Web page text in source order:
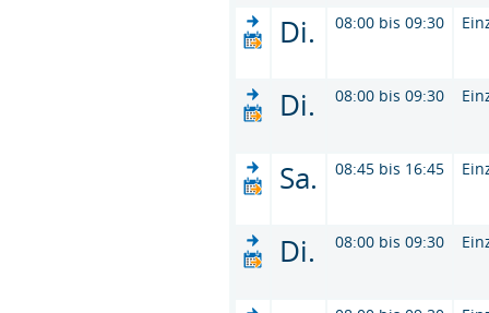
Di. 08:00 bis 09:30
Di. 08:00 bis 09:30
Sa. 08:45 bis 16:45
Di. 08:00 bis 09:30